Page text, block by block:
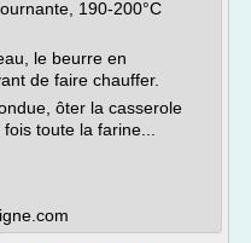
190-200°C
le beurre en
de faire chauffer.
ôter la casserole
toute la farine...